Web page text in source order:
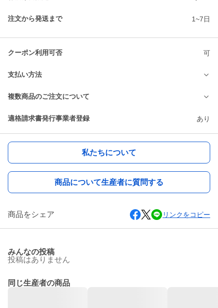
注文から発送まで 1~7日
クーポン利用可否 可
支払い方法
複数商品のご注文について
適格請求書発行事業者登録 あり
私たちについて
商品について生産者に質問する
商品をシェア リンクをコピー
みんなの投稿
投稿はありません
同じ生産者の商品